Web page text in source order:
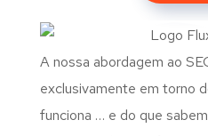
A nossa abordagem ao
exclusivamente em torno
funciona … e do que